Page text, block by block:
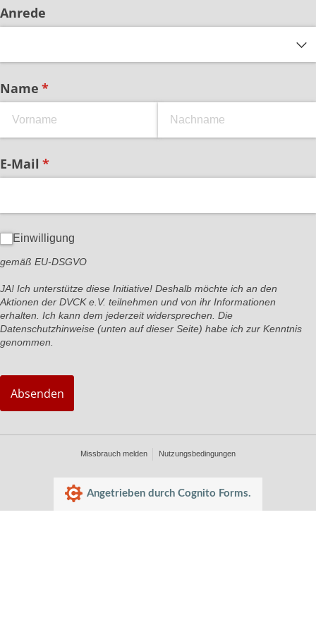
Anrede
Name *
(erforderlich)
E-Mail *
(erforderlich)
Einwilligung
Einwilligung
gemäß EU-DSGVO
JA! Ich unterstütze diese Initiative! Deshalb möchte ich an den
Aktionen der DVCK e.V. teilnehmen und von ihr Informationen
erhalten. Ich kann dem jederzeit widersprechen. Die
Datenschutzhinweise (unten auf dieser Seite) habe ich zur Kenntnis
genommen.
Absenden
Missbrauch melden Nutzungsbedingungen
Angetrieben durch Cognito Forms.